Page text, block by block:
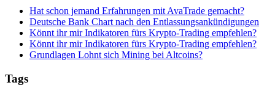
Hat schon jemand Erfahrungen mit AvaTrade gemacht?
Deutsche Bank Chart nach den Entlassungsankündigungen
Könnt ihr mir Indikatoren fürs Krypto-Trading empfehlen?
Könnt ihr mir Indikatoren fürs Krypto-Trading empfehlen?
Grundlagen Lohnt sich Mining bei Altcoins?
Tags